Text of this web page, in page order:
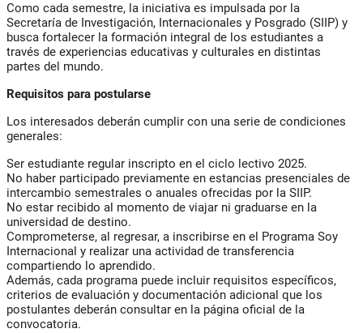
Como cada semestre, la iniciativa es impulsada por la
Secretaría de Investigación, Internacionales y Posgrado (SIIP) y
busca fortalecer la formación integral de los estudiantes a
través de experiencias educativas y culturales en distintas
partes del mundo.
Requisitos para postularse
Los interesados deberán cumplir con una serie de condiciones
generales:
Ser estudiante regular inscripto en el ciclo lectivo 2025.
No haber participado previamente en estancias presenciales de
intercambio semestrales o anuales ofrecidas por la SIIP.
No estar recibido al momento de viajar ni graduarse en la
universidad de destino.
Comprometerse, al regresar, a inscribirse en el Programa Soy
Internacional y realizar una actividad de transferencia
compartiendo lo aprendido.
Además, cada programa puede incluir requisitos específicos,
criterios de evaluación y documentación adicional que los
postulantes deberán consultar en la página oficial de la
convocatoria.